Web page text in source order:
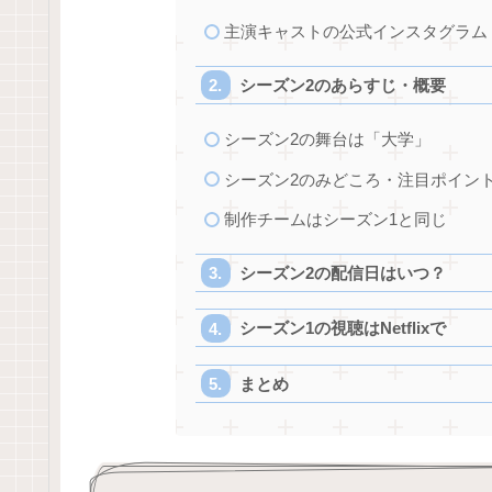
主演キャストの公式インスタグラム
シーズン2のあらすじ・概要
シーズン2の舞台は「大学」
シーズン2のみどころ・注目ポイン
制作チームはシーズン1と同じ
シーズン2の配信日はいつ？
シーズン1の視聴はNetflixで
まとめ